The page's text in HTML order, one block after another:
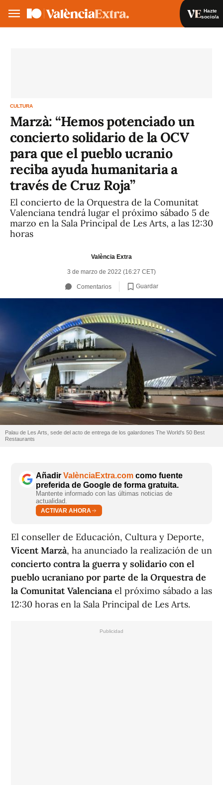
Hazte
socio/a
CULTURA
Marzà: “Hemos potenciado un
concierto solidario de la OCV
para que el pueblo ucranio
reciba ayuda humanitaria a
través de Cruz Roja”
El concierto de la Orquestra de la Comunitat
Valenciana tendrá lugar el próximo sábado 5 de
marzo en la Sala Principal de Les Arts, a las 12:30
horas
València Extra
3 de marzo de 2022 (16:27 CET)
Comentarios Guardar
Palau de Les Arts, sede del acto de entrega de los galardones The World's 50 Best
Restaurants
Añadir ValènciaExtra.com como fuente
preferida de Google de forma gratuita.
Mantente informado con las últimas noticias de
actualidad.
ACTIVAR AHORA
El conseller de Educación, Cultura y Deporte,
Vicent Marzà, ha anunciado la realización de un
concierto contra la guerra y solidario con el
pueblo ucraniano por parte de la Orquestra de
la Comunitat Valenciana el próximo sábado a las
12:30 horas en la Sala Principal de Les Arts.